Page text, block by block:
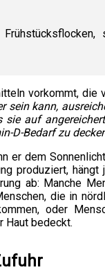
vorkommt, die
sein kann,
auf
D-Bedarf zu
er dem
produziert, hängt
ab: Manche
die in
oder
Haut bedeckt.